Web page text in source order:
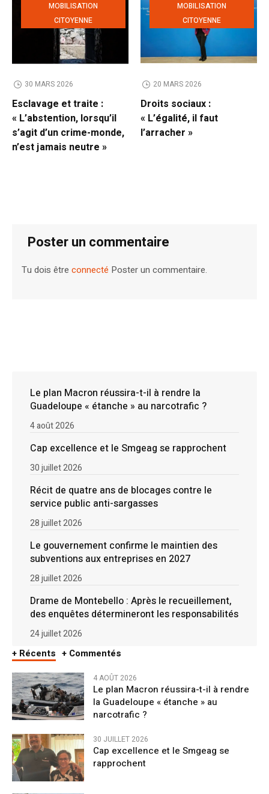
MOBILISATION
CITOYENNE
30 MARS 2026
Esclavage et traite :
« L’abstention, lorsqu’il
s’agit d’un crime-monde,
n’est jamais neutre »
MOBILISATION
CITOYENNE
20 MARS 2026
Droits sociaux :
« L’égalité, il faut
l’arracher »
Poster un commentaire
Tu dois êtreconnecté Poster un commentaire.
Le plan Macron réussira-t-il à rendre la
Guadeloupe « étanche » au narcotrafic ?
4 août 2026
Cap excellence et le Smgeag se rapprochent
30 juillet 2026
Récit de quatre ans de blocages contre le
service public anti-sargasses
28 juillet 2026
Le gouvernement confirme le maintien des
subventions aux entreprises en 2027
28 juillet 2026
Drame de Montebello : Après le recueillement,
des enquêtes détermineront les responsabilités
24 juillet 2026
+ Récents + Commentés
4 AOÛT 2026
Le plan Macron réussira-t-il à rendre
la Guadeloupe « étanche » au
narcotrafic ?
30 JUILLET 2026
Cap excellence et le Smgeag se
rapprochent